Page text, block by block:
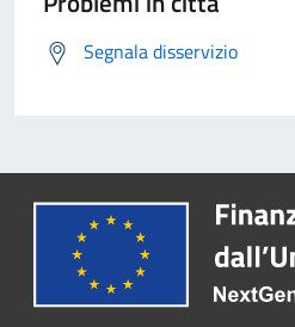
Segnala disservizio